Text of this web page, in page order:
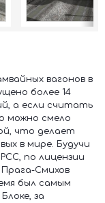
вагонов в
более 14
а если считать
можно смело
что делает
в мире. Будучи
по лицензии
Прага-Смихов
был самым
за